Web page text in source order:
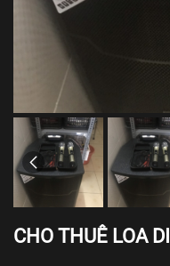
CHO THUÊ LOA